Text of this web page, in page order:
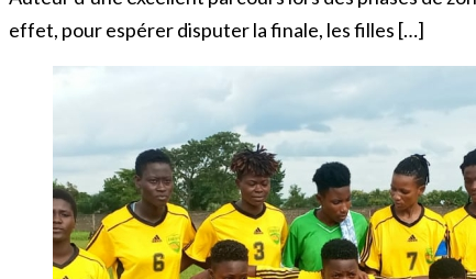
effet, pour espérer disputer la finale, les filles […]